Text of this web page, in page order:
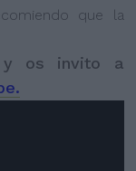
que la
os invito a